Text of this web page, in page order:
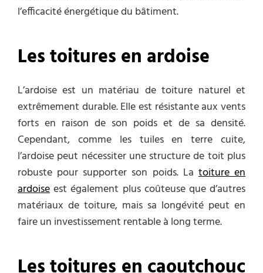
l’efficacité énergétique du bâtiment.
Les toitures en ardoise
L’ardoise est un matériau de toiture naturel et
extrêmement durable. Elle est résistante aux vents
forts en raison de son poids et de sa densité.
Cependant, comme les tuiles en terre cuite,
l’ardoise peut nécessiter une structure de toit plus
robuste pour supporter son poids. Latoiture en
ardoise est également plus coûteuse que d’autres
matériaux de toiture, mais sa longévité peut en
faire un investissement rentable à long terme.